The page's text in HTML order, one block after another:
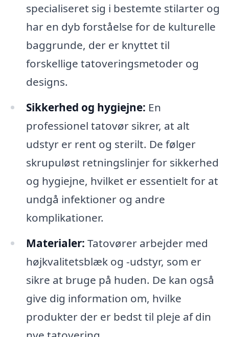
specialiseret sig i bestemte stilarter og
har en dyb forståelse for de kulturelle
baggrunde, der er knyttet til
forskellige tatoveringsmetoder og
designs.
Sikkerhed og hygiejne: En
professionel tatovør sikrer, at alt
udstyr er rent og sterilt. De følger
skrupuløst retningslinjer for sikkerhed
og hygiejne, hvilket er essentielt for at
undgå infektioner og andre
komplikationer.
Materialer: Tatovører arbejder med
højkvalitetsblæk og -udstyr, som er
sikre at bruge på huden. De kan også
give dig information om, hvilke
produkter der er bedst til pleje af din